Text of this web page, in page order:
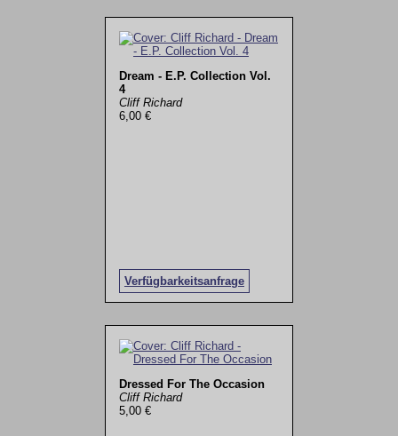
Dream - E.P. Collection Vol.
4
Cliff Richard
6,00 €
Verfügbarkeitsanfrage
Dressed For The Occasion
Cliff Richard
5,00 €